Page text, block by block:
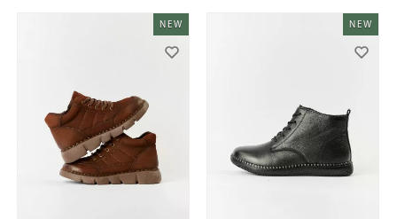
NEW NEW